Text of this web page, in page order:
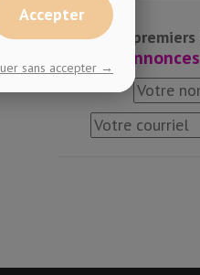
Soyez les
annonces
Accepter
sans accepter →